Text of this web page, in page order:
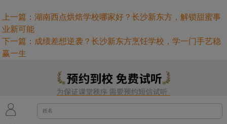
上一篇：湖南西点烘焙学校哪家好？长沙新东方，解锁甜蜜事
业新可能
下一篇： 成绩差想逆袭？长沙新东方烹饪学校，学一门手艺稳
赢一生